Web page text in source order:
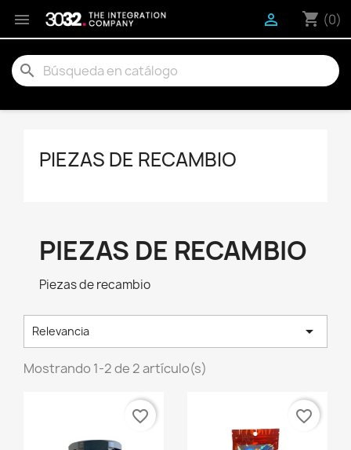
 shopping_cart (0)

search
PIEZAS DE RECAMBIO
PIEZAS DE RECAMBIO
Piezas de recambio
Relevancia 
Mostrando 1-2 de 2 artículo(s)
favorite_border favorite_border